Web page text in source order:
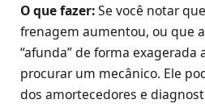
O que fazer:Se você notar
frenagem aumentou, ou que
“afunda” de forma exagerada
procurar um mecânico. Ele
dos amortecedores e